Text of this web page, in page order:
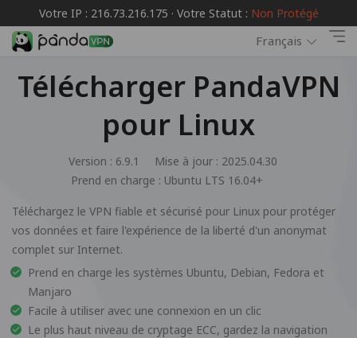
Votre IP : 216.73.216.175 · Votre Statut : Non Protégé
Français
Télécharger PandaVPN
pour Linux
Version : 6.9.1
Mise à jour : 2025.04.30
Prend en charge : Ubuntu LTS 16.04+
Téléchargez le VPN fiable et sécurisé pour Linux pour protéger
vos données et faire l'expérience de la liberté d'un anonymat
complet sur Internet.
Prend en charge les systèmes Ubuntu, Debian, Fedora et
Manjaro
Facile à utiliser avec une connexion en un clic
Le plus haut niveau de cryptage ECC, gardez la navigation